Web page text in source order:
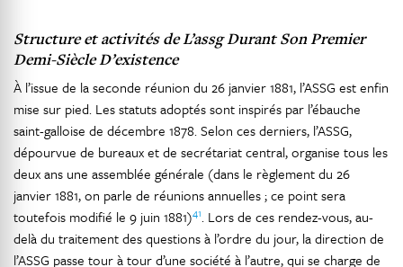
Structure et activités de L’assg Durant Son Premier
Demi-Siècle D’existence
À l’issue de la seconde réunion du 26 janvier 1881, l’ASSG est enfin
mise sur pied. Les statuts adoptés sont inspirés par l’ébauche
saint-galloise de décembre 1878. Selon ces derniers, l’ASSG,
dépourvue de bureaux et de secrétariat central, organise tous les
deux ans une assemblée générale (dans le règlement du 26
janvier 1881, on parle de réunions annuelles ; ce point sera
toutefois modifié le 9 juin 1881)41. Lors de ces rendez-vous, au-
delà du traitement des questions à l’ordre du jour, la direction de
l’ASSG passe tour à tour d’une société à l’autre, qui se charge de